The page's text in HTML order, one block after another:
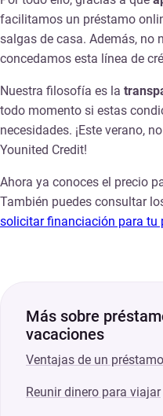
facilitamos un préstamo
salgas de casa. Además, no
concedamos esta línea de
Nuestra filosofía es la
todo momento si estas
necesidades. ¡Este verano,
Younited Credit!
Ahora ya conoces el precio
También puedes consultar
solicitar financiación para tu
Más sobre
vacaciones
Ventajas de un
Reunir dinero para viajar